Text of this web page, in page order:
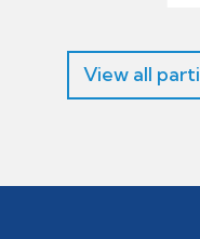
View all